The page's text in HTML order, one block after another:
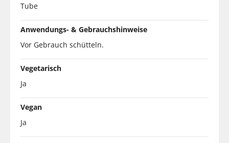
Tube
Anwendungs- & Gebrauchshinweise
Vor Gebrauch schütteln.
Vegetarisch
Ja
Vegan
Ja